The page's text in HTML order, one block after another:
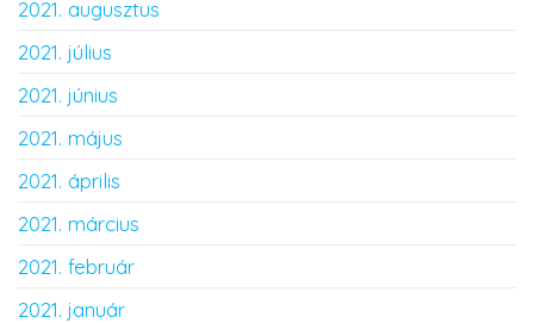
2021. augusztus
2021. július
2021. június
2021. május
2021. április
2021. március
2021. február
2021. január